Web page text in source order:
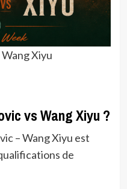
Xiyu
vs Wang Xiyu ?
– Wang Xiyu est
de